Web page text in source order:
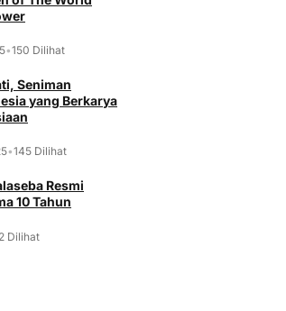
•150 Dilihat
Seniman
yang Berkarya
•145 Dilihat
Resmi
10 Tahun
Dilihat